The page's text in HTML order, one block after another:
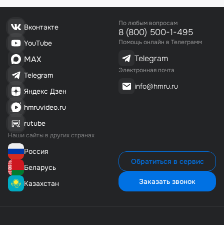
Вконтакте
YouTube
MAX
Telegram
Яндекс Дзен
hmruvideo.ru
rutube
Наши сайты в других странах
Россия
Беларусь
Казахстан
По любым вопросам
8 (800) 500-1-495
Помощь онлайн в Телеграмм
Telegram
Электронная почта
info@hmru.ru
Обратиться в сервис
Заказать звонок